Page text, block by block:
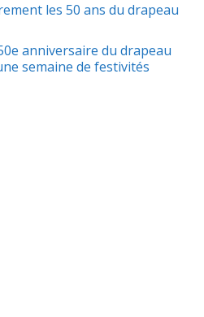
les 50 ans du drapeau
anniversaire du drapeau
semaine de festivités